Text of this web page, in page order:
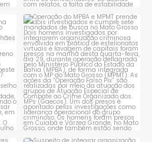
Operação do MPBA e MPMT
prende dois investigados e...
1 0